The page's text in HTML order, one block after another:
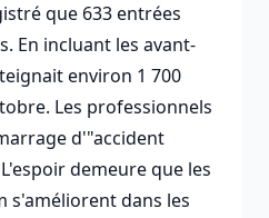
que 633 entrées
En incluant les avant-
environ 1 700
Les professionnels
d'"accident
demeure que les
s'améliorent dans les